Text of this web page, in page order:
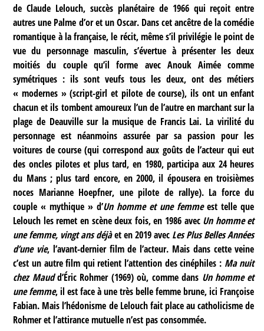
de Claude Lelouch, succès planétaire de 1966 qui reçoit entre
autres une Palme d’or et un Oscar. Dans cet ancêtre de la comédie
romantique à la française, le récit, même s’il privilégie le point de
vue du personnage masculin, s’évertue à présenter les deux
moitiés du couple qu’il forme avec Anouk Aimée comme
symétriques : ils sont veufs tous les deux, ont des métiers
« modernes » (script-girl et pilote de course), ils ont un enfant
chacun et ils tombent amoureux l’un de l’autre en marchant sur la
plage de Deauville sur la musique de Francis Lai. La virilité du
personnage est néanmoins assurée par sa passion pour les
voitures de course (qui correspond aux goûts de l’acteur qui eut
des oncles pilotes et plus tard, en 1980, participa aux 24 heures
du Mans ; plus tard encore, en 2000, il épousera en troisièmes
noces Marianne Hoepfner, une pilote de rallye). La force du
couple « mythique » d’Un homme et une femmeest telle que
Lelouch les remet en scène deux fois, en 1986 avec Un homme et
une femme, vingt ans déjàet en 2019 avec Les Plus Belles Années
d’une vie, l’avant-dernier film de l’acteur. Mais dans cette veine
c’est un autre film qui retient l’attention des cinéphiles : Ma nuit
chez Maudd’Éric Rohmer (1969) où, comme dans Un homme et
une femme, il est face à une très belle femme brune, ici Françoise
Fabian. Mais l’hédonisme de Lelouch fait place au catholicisme de
Rohmer et l’attirance mutuelle n’est pas consommée.